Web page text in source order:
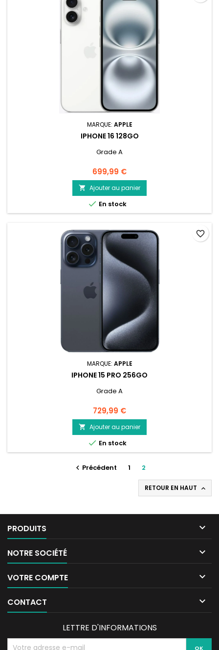
MARQUE: APPLE
IPHONE 16 128GO
Grade A
Prix
699,99 €
 Ajouter au panier
 En stock
MARQUE: APPLE
IPHONE 15 PRO 256GO
Grade A
Prix
729,99 €
 Ajouter au panier
 En stock
favorite_border
 Précédent 1 2
RETOUR EN HAUT 
PRODUITS 
NOTRE SOCIÉTÉ 
VOTRE COMPTE 
CONTACT 
LETTRE D'INFORMATIONS